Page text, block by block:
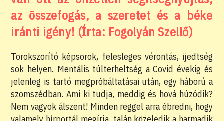
az összefogás, a szeretet és a béke
iránti igény! (Írta: Fogolyán Szellő)
Torokszorító képsorok, felesleges vérontás, ijedtség
sok helyen. Mentális túlterheltség a Covid évekig és
jelenleg is tartó megpróbáltatásai után, egy háború a
szomszédban. Ami ki tudja, meddig és hová húzódik?
Nem vagyok álszent! Minden reggel arra ébredni, hogy